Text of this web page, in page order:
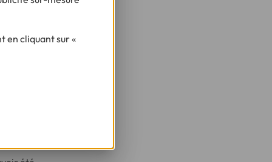
français
en cliquant sur «